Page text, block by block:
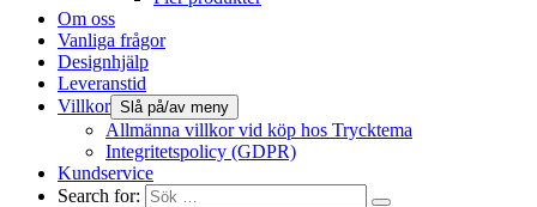
Om oss
Vanliga frågor
Designhjälp
Leveranstid
Villkor Slå på/av meny
Allmänna villkor vid köp hos Trycktema
Integritetspolicy (GDPR)
Kundservice
Search for: